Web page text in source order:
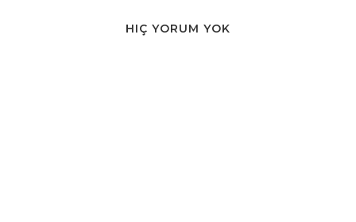
HIÇ YORUM YOK